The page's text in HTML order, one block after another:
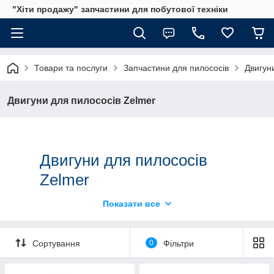
"Хіти продажу" запчастини для побутової техніки
Товари та послуги Запчастини для пилососів
Двигуни для пилососів Zelmer
Двигуни для пилососів
Zelmer
Реалізуємо в роздріб та оптом двигуни для пилососів
наявні аналоги. Представлені на сайті двигуни для
Показати все
Сортування 0 Фільтри